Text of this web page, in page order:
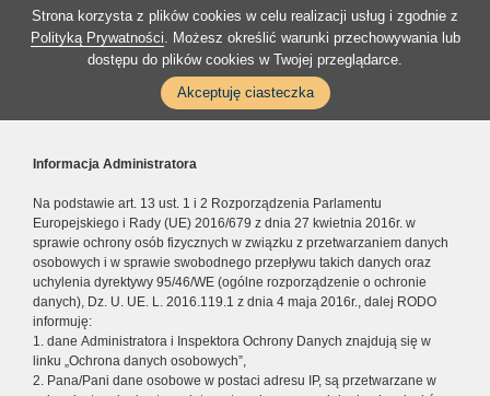
Strona korzysta z plików cookies w celu realizacji usług i zgodnie z
Polityką Prywatności. Możesz określić warunki przechowywania lub
dostępu do plików cookies w Twojej przeglądarce.
Akceptuję ciasteczka
Informacja Administratora
Na podstawie art. 13 ust. 1 i 2 Rozporządzenia Parlamentu
Europejskiego i Rady (UE) 2016/679 z dnia 27 kwietnia 2016r. w
sprawie ochrony osób fizycznych w związku z przetwarzaniem danych
osobowych i w sprawie swobodnego przepływu takich danych oraz
uchylenia dyrektywy 95/46/WE (ogólne rozporządzenie o ochronie
danych), Dz. U. UE. L. 2016.119.1 z dnia 4 maja 2016r., dalej RODO
informuję:
1. dane Administratora i Inspektora Ochrony Danych znajdują się w
linku „Ochrona danych osobowych”,
2. Pana/Pani dane osobowe w postaci adresu IP, są przetwarzane w